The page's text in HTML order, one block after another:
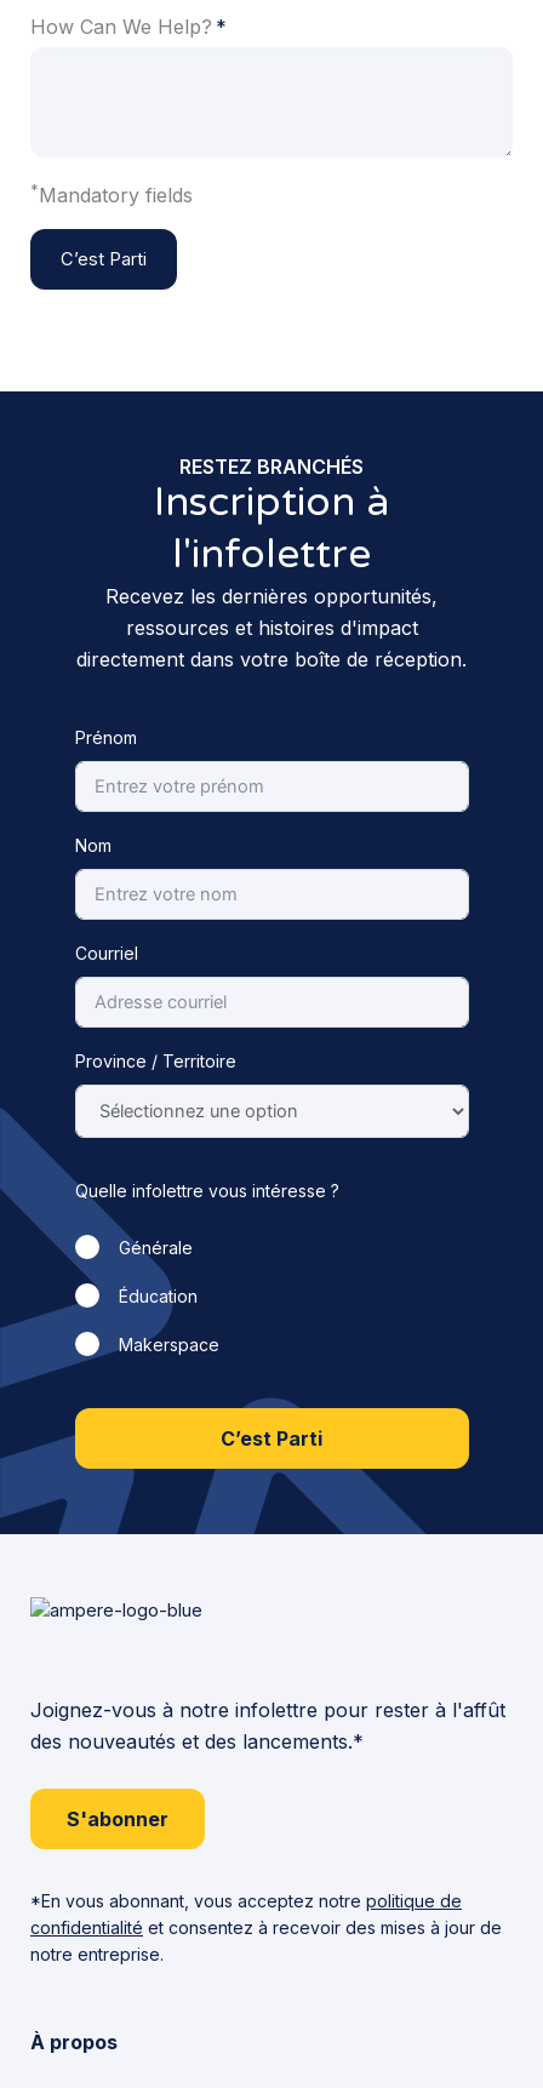
How Can We Help?
*Mandatory fields
C’est Parti
RESTEZ BRANCHÉS
Inscription à
l'infolettre
Recevez les dernières opportunités,
ressources et histoires d'impact
directement dans votre boîte de réception.
Prénom
Nom
Courriel
Province / Territoire
Quelle infolettre vous intéresse ?
Générale
Éducation
Makerspace
C’est Parti
Joignez-vous à notre infolettre pour rester à l'affût
des nouveautés et des lancements.*
S'abonner
*En vous abonnant, vous acceptez notre politique de
confidentialité et consentez à recevoir des mises à jour de
notre entreprise.
À propos